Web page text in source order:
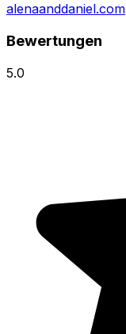
alenaanddaniel.com
Bewertungen
5.0